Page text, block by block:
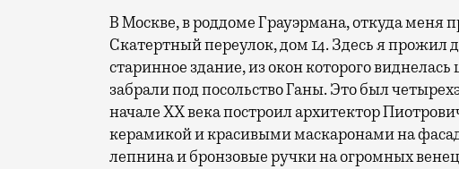
В Москве, в роддоме Грауэрмана, откуда меня
Скатертный переулок, дом 14. Здесь я прожил
старинное здание, из окон которого
забрали под посольство Ганы. Это был
начале ХХ века построил архитектор
керамикой и красивыми маскаронами на
лепнина и бронзовые ручки на огромных